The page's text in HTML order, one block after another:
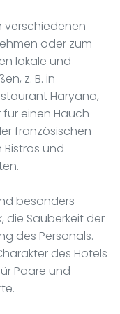
verschiedenen
oder zum
lokale und
z. B. in
Haryana,
für einen Hauch
französischen
und
besonders
die Sauberkeit der
des Personals.
des Hotels
Paare und